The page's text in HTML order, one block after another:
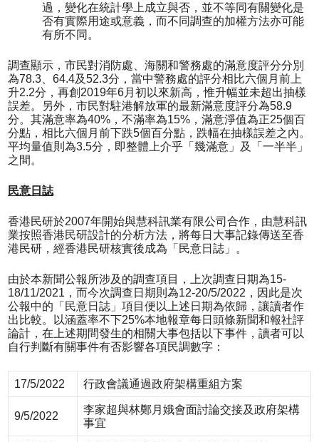
過，變化在統計學上成立與否，並不等同有關變化是
否有實際用途或意義，而不同調查的加權方法亦可能
有所不同。
調查顯示，市民對消防處、海關和警務處的滿意度評分分別
為78.3、64.4及52.3分，當中警務處的評分相比六個月前上
升2.2分，再創2019年6月初以來新高，惟升幅並未超出抽樣
誤差。另外，市民對駐港解放軍的最新滿意度評分為58.9
分。其滿意率為40%，不滿率為15%，滿意淨值為正25個百
分點，相比六個月前下跌5個百分點，跌幅在抽樣誤差之內。
平均量值則為3.5分，即整體上介乎「幾滿意」及「一半半」
之間。
民意日誌
香港民研於2007年開始與慧科訊業有限公司合作，由慧科訊
業按照香港民研設計的分析方法，將每日大事記錄傳送至香
港民研，經香港民研核實後成為「民意日誌」。
由於本新聞公報所涉及的調查項目，上次調查日期為15-
18/11/2021，而今次調查日期則為12-20/5/2022，因此是次
公報中的「民意日誌」項目便以上述日期為依歸，讓讀者作
出比較。以涵蓋率不下25%本地報章每日頭條新聞和報社評
論計，在上述期間發生的相關大事包括以下事件，讀者可以
自行判斷有關事件有否影響各項民調數字：
17/5/2022 行政會議通過政府架構重組方案
9/5/2022
李家超與林鄭月娥會面討論交接及政府架構
事宜